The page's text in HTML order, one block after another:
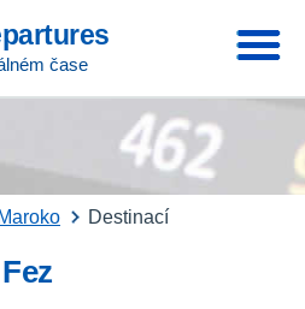
čase
Maroko Destinací